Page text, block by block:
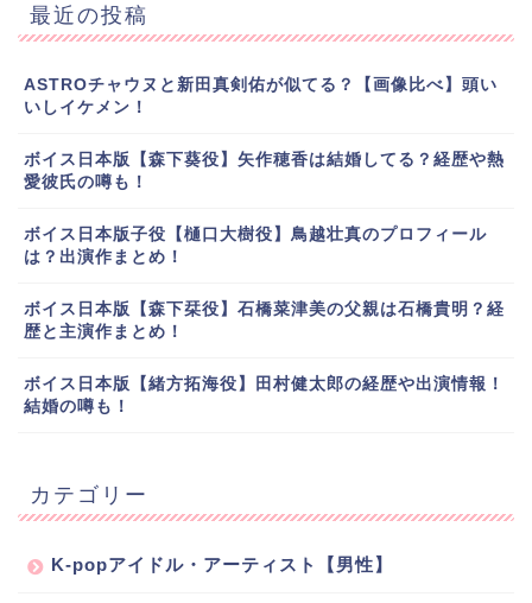
最近の投稿
ASTROチャウヌと新田真剣佑が似てる？【画像比べ】頭い
いしイケメン！
ボイス日本版【森下葵役】矢作穂香は結婚してる？経歴や熱
愛彼氏の噂も！
ボイス日本版子役【樋口大樹役】鳥越壮真のプロフィール
は？出演作まとめ！
ボイス日本版【森下栞役】石橋菜津美の父親は石橋貴明？経
歴と主演作まとめ！
ボイス日本版【緒方拓海役】田村健太郎の経歴や出演情報！
結婚の噂も！
カテゴリー
K-popアイドル・アーティスト【男性】